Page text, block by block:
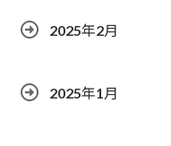
2025年2月
2025年1月